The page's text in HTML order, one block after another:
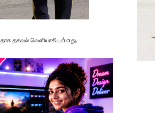
தகவல் வெளியாகியுள்ளது.